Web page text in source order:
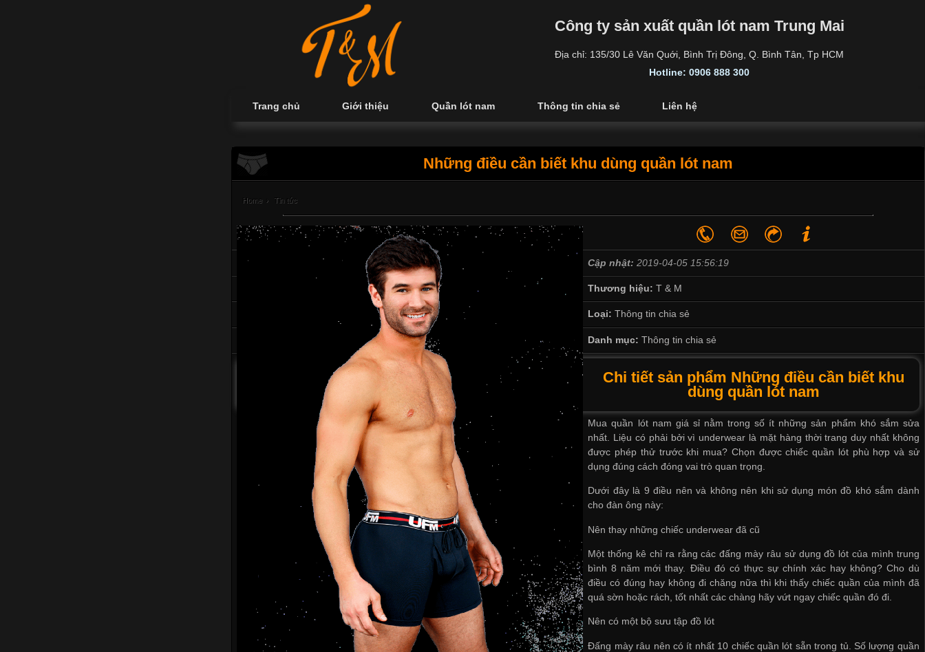
Công ty sản xuất quần lót nam Trung Mai
Địa chỉ: 135/30 Lê Văn Quới, Bình Trị Đông, Q. Bình Tân, Tp HCM
Hotline: 0906 888 300
Trang chủ Giới thiệu Quần lót nam Thông tin chia sẻ Liên hệ
Những điều cần biết khu dùng quần lót nam
Home › Tin tức
Cập nhật: 2019-04-05 15:56:19
Thương hiệu:T & M
Loại: Thông tin chia sẻ
Danh mục: Thông tin chia sẻ
Chi tiết sản phẩm Những điều cần biết khu
dùng quần lót nam
Mua quần lót nam giá sỉnằm trong số ít những sản phẩm khó sắm sửa
nhất. Liệu có phải bởi vì underwear là mặt hàng thời trang duy nhất không
được phép thử trước khi mua? Chọn được chiếc quần lót phù hợp và sử
dụng đúng cách đóng vai trò quan trọng.
Dưới đây là 9 điều nên và không nên khi sử dụng món đồ khó sắm dành
cho đàn ông này:
Nên thay những chiếc underwear đã cũ
Một thống kê chỉ ra rằng các đấng mày râu sử dụng đồ lót của mình trung
bình 8 năm mới thay. Điều đó có thực sự chính xác hay không? Cho dù
điều có đúng hay không đi chăng nữa thì khi thấy chiếc quần của mình đã
quá sờn hoặc rách, tốt nhất các chàng hãy vứt ngay chiếc quần đó đi.
Nên có một bộ sưu tập đồ lót
Đấng mày râu nên có ít nhất 10 chiếc quần lót sẵn trong tủ. Số lượng quần